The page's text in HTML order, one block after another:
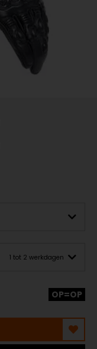
1 tot 2 werkdagen
OP=OP